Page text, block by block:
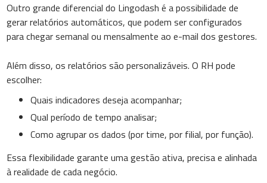
Outro grande diferencial do Lingodash é a possibilidade de
gerar relatórios automáticos, que podem ser configurados
para chegar semanal ou mensalmente ao e-mail dos gestores.
Além disso, os relatórios são personalizáveis. O RH pode
escolher:
Quais indicadores deseja acompanhar;
Qual período de tempo analisar;
Como agrupar os dados (por time, por filial, por função).
Essa flexibilidade garante uma gestão ativa, precisa e alinhada
à realidade de cada negócio.